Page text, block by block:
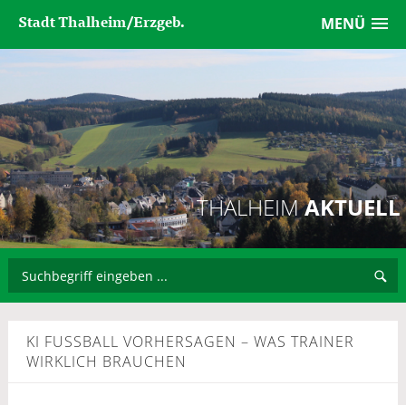
MENÜ
Stadt Thalheim/Erzgeb.
THALHEIMAKTUELL
KI FUSSBALL VORHERSAGEN – WAS TRAINER W
IRKLICH BRAUCHEN